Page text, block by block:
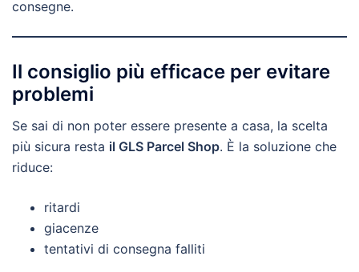
consegne.
Il consiglio più efficace per evitare
problemi
Se sai di non poter essere presente a casa, la scelta
più sicura resta il GLS Parcel Shop. È la soluzione che
riduce:
ritardi
giacenze
tentativi di consegna falliti